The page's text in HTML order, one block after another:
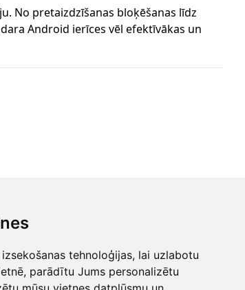
tehnoloģijas, lai uzlabotu
parādītu Jums personalizētu
No pretaizdzīšanas bloķēšanas līdz
Android ierīces vēl efektīvākas un
Uz augšu!